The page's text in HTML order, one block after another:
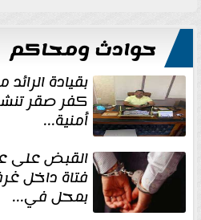
حوادث ومحاكم
بقيادة
كفر صقر
أمنية...
القبض على
فتاة داخل
بمحل في...